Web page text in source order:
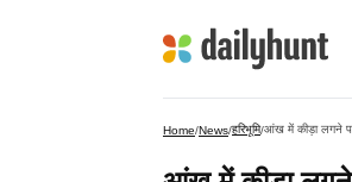
Home/News/हरिभूमि/आंख में कीड़ा लगने